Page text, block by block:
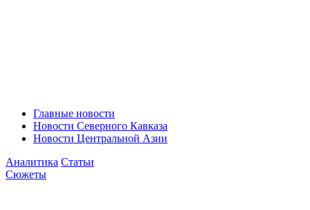
Главные новости
Новости Северного Кавказа
Новости Центральной Азии
Аналитика Статьи
Сюжеты